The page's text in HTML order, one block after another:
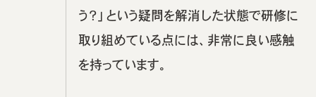
う？」という疑問を解消した状態で研修に
取り組めている点には、非常に良い感触
を持っています。